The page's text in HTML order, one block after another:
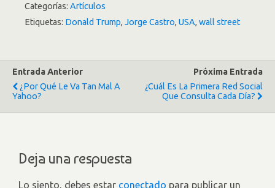
Categorías: Artículos
Etiquetas: Donald Trump, Jorge Castro, USA, wall street
Entrada Anterior
¿Por Qué Le Va Tan Mal A
Yahoo?
Próxima Entrada
¿Cuál Es La Primera Red Social
Que Consulta Cada Día?
Deja una respuesta
Lo siento, debes estar conectado para publicar un